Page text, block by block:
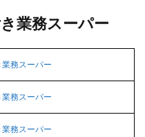
業務スーパー
務スーパー
務スーパー
務スーパー